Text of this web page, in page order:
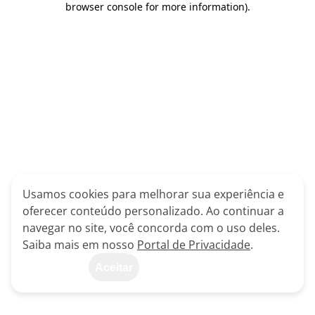
browser console for more information).
Usamos cookies para melhorar sua experiência e
oferecer conteúdo personalizado. Ao continuar a
navegar no site, você concorda com o uso deles.
Saiba mais em nosso Portal de Privacidade.